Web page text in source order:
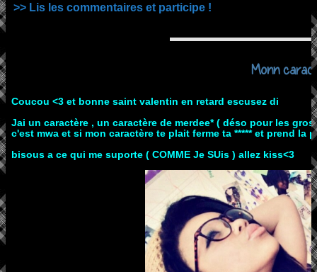
>> Lis les commentaires et participe !
Monn
Coucou <3 et bonne saint valentin en retard escusez di
Jai un caractère , un caractère de merdee* ( déso pour les
c'est mwa et si mon caractère te plait ferme ta ***** et prend la
bisous a ce qui me suporte ( COMME Je SUis ) allez kiss<3